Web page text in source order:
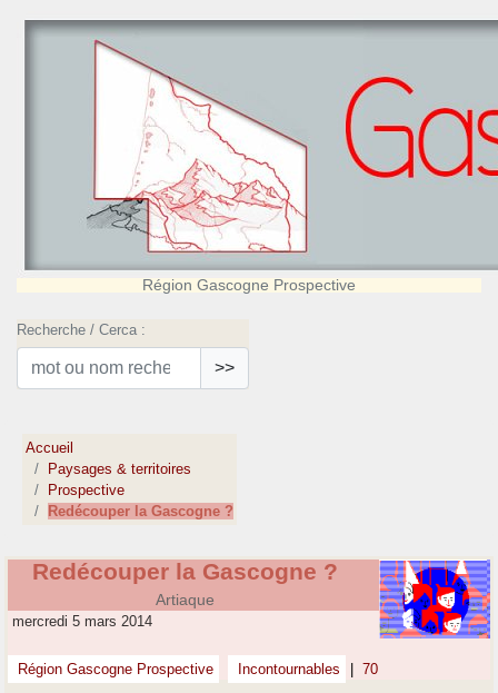
Région Gascogne Prospective
Recherche / Cerca :
>>
Accueil
Paysages & territoires
Prospective
Redécouper la Gascogne ?
Redécouper la Gascogne ?
Artiaque
mercredi 5 mars 2014
Région Gascogne Prospective Incontournables 70